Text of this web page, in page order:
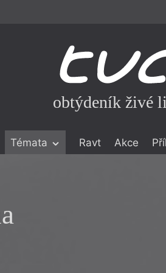
obtýdeník živé
Témata Ravt Akce